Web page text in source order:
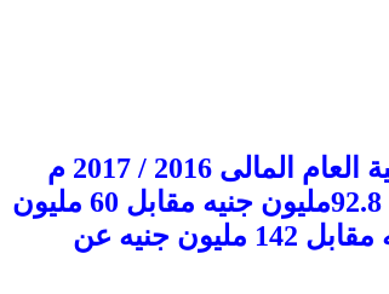
أكد المهندس/ علي عياد . رئيس شركة النيل العامة لإنشاء الطرق خلال إجتماع الجمعية العامة لإعتماد ميزانية العام المالى 2016 / 2017 م
.أن شركته حققت أعلى إيرادات في تاريخها بواقع 2 مليار 484 مليون جنيه بزيادة 69% كما حققت فائضا بلغ 92.8مليون جنيه مقابل 60 مليون
العام الماضى سوف يتم توزيعه كأرباح على العاملين وبلغت قيمة الأجور المنصرفة للعاملين 210 مليون جنيه مقابل 142 مليون جنيه عن